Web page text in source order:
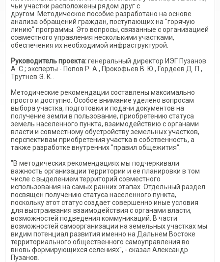
чьи участки расположены рядом друг с
другом. Методическое пособие разработано на основе
анализа обращений граждан, поступающих на "горячую
линию" программы. Это вопросы, связанные с организацией
совместного управления несколькими участками,
обеспечения их необходимой инфраструктурой.
Руководитель проекта:генеральный директор ИЭГ Пузанов
А. С.; эксперты - Попов Р. А., Прокофьев В. Ю., Гордеев Д. П.,
Трутнев Э. К..
Методические рекомендации составлены максимально
просто и доступно. Особое внимание уделено вопросам
выбора участка, подготовки и подачи документов на
получение земли в пользование, приобретению статуса
земель населенного пункта, взаимодействию с органами
власти и совместному обустройству земельных участков,
перспективам приобретения участка в собственность, а
также разработке внутренних "правил общежития".
"В методических рекомендациях мы подчеркивали
важность организации территории и ее планировки в том
числе с выделением территорий совместного
использования на самых ранних этапах. Отдельный раздел
посвящен получению статуса населенного пункта,
поскольку этот статус создает совершенно иные условия
для выстраивания взаимодействия с органами власти,
возможностей подведения коммуникаций. В части
возможностей самоорганизации на земельных участках мы
видим потенциал развития именно на Дальнем Востоке
территориального общественного самоуправления во
вновь формирующихся селениях", - сказал Александр
Пузанов.